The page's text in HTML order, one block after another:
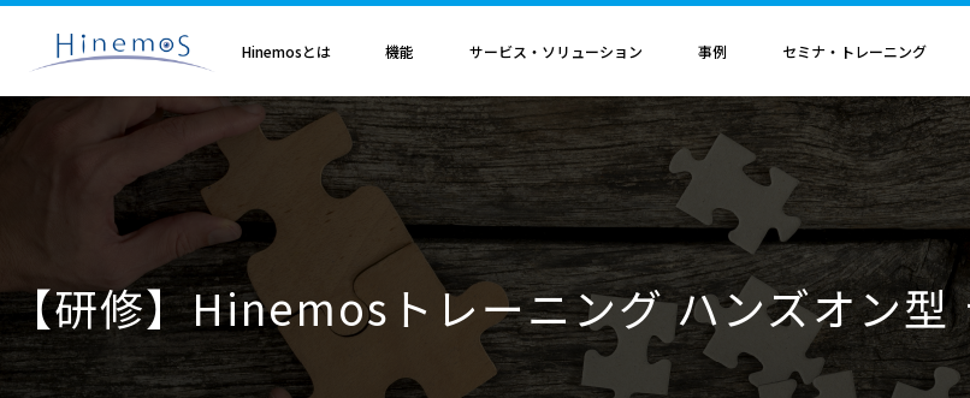
メ
テ
ツ
Hinemosとは
Hinemosとは
歩み・利用実績
Hinemosの利用実績
Hinemosの歩み
導入構成・動作環境
導入構成
動作環境
サポートサイクル
機能
エンタープライズ
クラウド・VM管理
Hinemos メッセージフィルタ
Hineoms インシデントダッシュボード
Hinemos Migration Assistant
Hinemos AIエージェント
オプション
Hinemos ミッションクリティカルオプション
Hinemos セキュリティ ネットワーク診断オプション
Hinemos セキュリティ アプリケーション診断オプション
サービス・ソリューション
サブスクリプション
Hinemosサブスクリプション
サービス
導入設計・構築支援サービス
Hinemosプロフェッショナル QAサービス
バージョンアップ支援サービス
データコンバートサービス
レポートカスタマイズサービス
他製品からの移行サービス
Hinemos インシデントダッシュボード テーブルカスタマイズサービス
Hinemosメッセージフィルタ 導入支援サービス
ソリューション
SAP連携ソリュー
SAP HANA運用管
事例
電気・ガス業 電気機器
金融・保険業 サービス業
教育、学習支援業 官公庁・自治体
NTTデータ事例 事例紹介インタビュー資料（PDF）
セミナ・トレーニング
Hinemosセミナ
Hinemos World 2026
Hinemosソリューションセミナ2026
Hinemos World 2025
Hinemosソリューションセミナ2025
トレーニング・技術者認定
Hinemosトレーニング
技術者認定プログラム
カレンダ
Hinemosイベントカレンダ
クラウド運用特集
製品移行特集
ITSM特集
セキュリティ運用特集
監視特集
ログ管理特集
APM特集
RBA特集
技術情報
Hinemos技術情報
外部サイト公開記事・書籍
記事
Hinemos記事
IT運用管理コラム
Hinemosアライアンス
Hinemosアライアンスとは
Hinemosアライアンス一覧
取扱店
Hinemos取扱企業一覧
【研修】Hinemosトレーニング ハンズオン